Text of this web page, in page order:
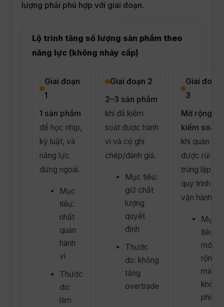
lượng phải phù hợp với giai đoạn.
Lộ trình tăng số lượng sản phẩm theo
năng lực (không nhảy cấp)
Giai đoạn
1
1 sản phẩm
để học nhịp,
kỷ luật, và
năng lực
đứng ngoài.
Mục
tiêu:
nhất
quán
hành
vi
Thước
đo:
làm
Giai đoạn 2
2–3 sản phẩm
khi đã kiểm
soát được hành
vi và có ghi
chép/đánh giá.
Mục tiêu:
giữ chất
lượng
quyết
định
Thước
đo: không
tăng
overtrade
Giai đoạn
3
Mở rộng có
kiểm soát
khi quản lý
được rủi ro
trùng lặp và
quy trình
vận hành.
Mục
tiêu:
mở
rộng
mà
không
phình